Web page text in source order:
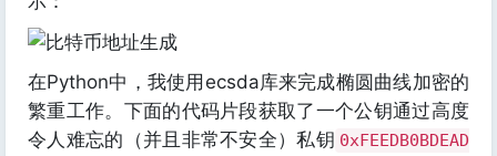
在Python中，我使用ecsda库来完成椭圆曲线加密的
繁重工作。下面的代码片段获取了一个公钥通过高度
令人难忘的（并且非常不安全）私钥 0xFEEDB0BDEAD